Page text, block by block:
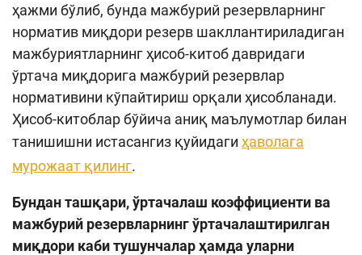
ҳажми бўлиб, бунда мажбурий резервларнинг
норматив миқдори резерв шакллантириладиган
мажбуриятларнинг ҳисоб-китоб давридаги
ўртача миқдорига мажбурий резервлар
нормативини кўпайтириш орқали ҳисобланади.
Ҳисоб-китоблар бўйича аниқ маълумотлар билан
танишишни истасангиз қуйидаги ҳаволага
мурожаат қилинг.
Бундан ташқари, ўртачалаш коэффициенти ва
мажбурий резервларнинг ўртачалаштирилган
миқдори каби тушунчалар ҳамда уларни